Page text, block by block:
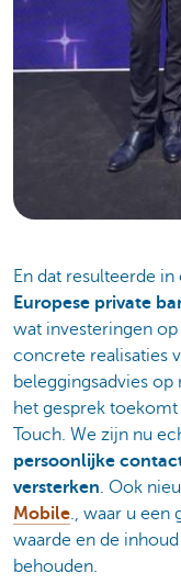
En dat resulteerde
Europese private
wat investeringen
concrete realisaties
beleggingsadvies
het gesprek
Touch. We zijn nu
persoonlijke
versterken. Ook
Mobile., waar u een
waarde en de
behouden.